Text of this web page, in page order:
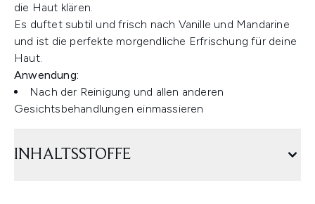
die Haut klären.
Es duftet subtil und frisch nach Vanille und Mandarine
und ist die perfekte morgendliche Erfrischung für deine
Haut.
Anwendung:
Nach der Reinigung und allen anderen
Gesichtsbehandlungen einmassieren
INHALTSSTOFFE